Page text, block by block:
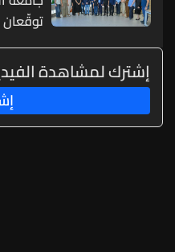
متطور
إشترك لمشاهدة